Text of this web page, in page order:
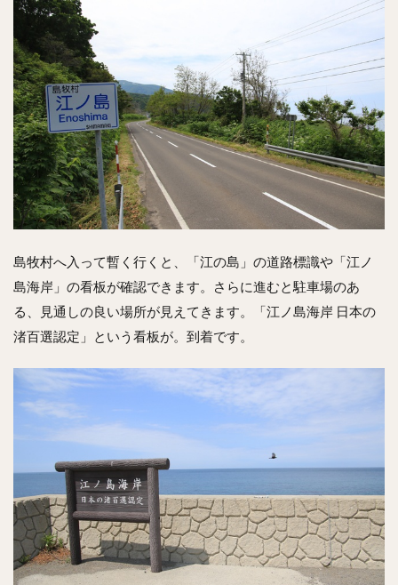
島牧村へ入って暫く行くと、「江の島」の道路標識や「江ノ
島海岸」の看板が確認できます。さらに進むと駐車場のあ
る、見通しの良い場所が見えてきます。「江ノ島海岸 日本の
渚百選認定」という看板が。到着です。